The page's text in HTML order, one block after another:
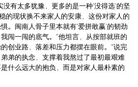
有太多犹豫，更多的是一种‘没得选’的坚
的现状换不来家人的安康，这份对家人的
。闽南人骨子里本就有‘爱拼敢赢’的韧劲
闯一闯的底气。”他坦言，从按部就班的
创业路，落差和压力都摆在眼前。“说完
弟的执念，支撑着我熬过了最初最艰难
什么远大的抱负，而是对家人最朴素的